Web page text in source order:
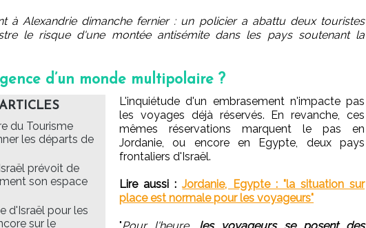
à Alexandrie dimanche fernier : un policier a abattu deux touristes
le risque d'une montée antisémite dans les pays soutenant la
d’un monde multipolaire ?
du Tourisme
les départs de
prévoit de
son espace
d'Israël pour les
sur le
L'inquiétude d'un embrasement n'impacte pas
les voyages déjà réservés. En revanche, ces
mêmes réservations marquent le pas en
Jordanie, ou encore en Egypte, deux pays
frontaliers d'Israël.
Lire aussi : Jordanie, Egypte : "la situation sur
place est normale pour les voyageurs"